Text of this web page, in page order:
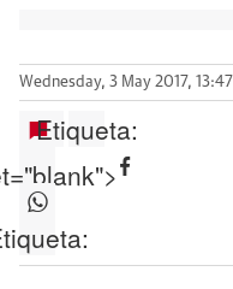
Wednesday, 3 May 2017, 13:47
Etiqueta: